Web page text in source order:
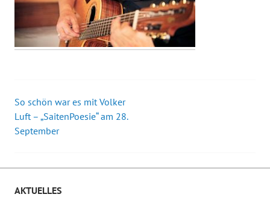
Beitrags-
Navigation
So schön war es mit Volker
Luft – „SaitenPoesie“ am 28.
September
AKTUELLES